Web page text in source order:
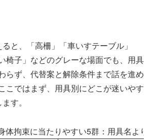
と、「高柵」「車いすテーブル」
椅子」などのグレーな場面でも、用具
らず、代替案と解除条件まで話を進め
こではまず、用具別にどこが迷いやす
す。
体拘束に当たりやすい5群：用具名より